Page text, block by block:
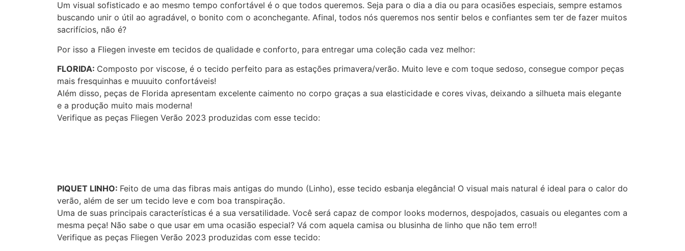
Um visual sofisticado e ao mesmo tempo confortável é o que todos queremos. Seja para o dia a dia ou para ocasiões especiais, sempre estamos
buscando unir o útil ao agradável, o bonito com o aconchegante. Afinal, todos nós queremos nos sentir belos e confiantes sem ter de fazer muitos
sacrifícios, não é?
Por isso a Fliegen investe em tecidos de qualidade e conforto, para entregar uma coleção cada vez melhor:
FLORIDA: Composto por viscose, é o tecido perfeito para as estações primavera/verão. Muito leve e com toque sedoso, consegue compor peças
mais fresquinhas e muuuito confortáveis!
Além disso, peças de Florida apresentam excelente caimento no corpo graças a sua elasticidade e cores vivas, deixando a silhueta mais elegante
e a produção muito mais moderna!
Verifique as peças Fliegen Verão 2023 produzidas com esse tecido:
PIQUET LINHO: Feito de uma das fibras mais antigas do mundo (Linho), esse tecido esbanja elegância! O visual mais natural é ideal para o calor do
verão, além de ser um tecido leve e com boa transpiração.
Uma de suas principais características é a sua versatilidade. Você será capaz de compor looks modernos, despojados, casuais ou elegantes com a
mesma peça! Não sabe o que usar em uma ocasião especial? Vá com aquela camisa ou blusinha de linho que não tem erro!!
Verifique as peças Fliegen Verão 2023 produzidas com esse tecido: